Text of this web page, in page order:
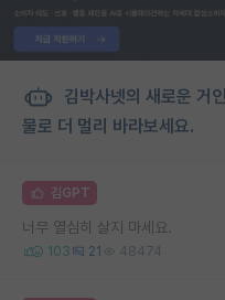
김박사넷의 새로운 거
물로 더 멀리 바라보세요.
김GPT
너무 열심히 살지 마세요.
103 21 48474